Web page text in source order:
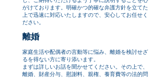
がけております。明確かつ的確な弁護方針を立てた
上で迅速に対応いたしますので、安心してお任せく
ださい。
離婚
​家庭生活や配偶者の言動等に悩み、離婚を検討せざ
るを得ない方に寄り添います。
​まずは詳しいお話を聞かせてください。その上で、
離婚、財産分与、慰謝料、親権、養育費等の法的問